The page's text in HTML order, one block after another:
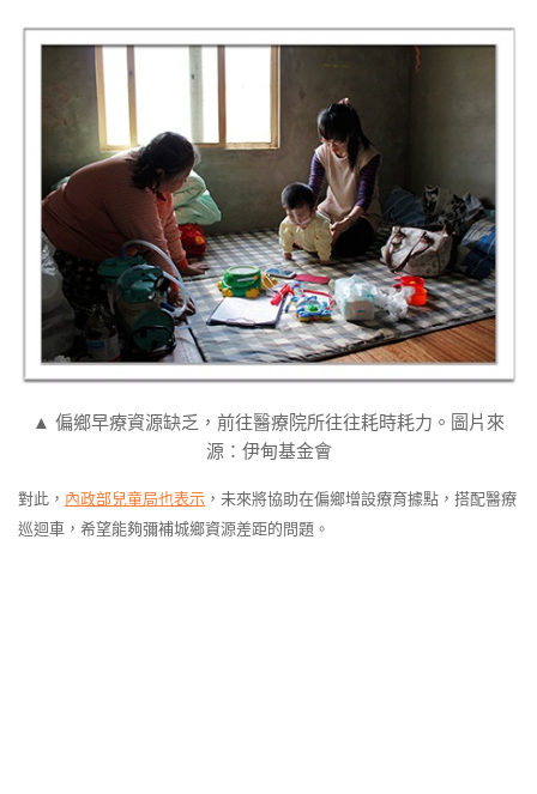
▲ 偏鄉早療資源缺乏，前往醫療院所往往耗時耗力。圖片來
源：伊甸基金會
對此， 內政部兒童局也表示 ，未來將協助在偏鄉增設療育據點，搭配醫療
巡迴車，希望能夠彌補城鄉資源差距的問題。